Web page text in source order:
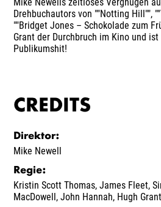
Drehbuchautors von ""Notting Hill"",
""Bridget Jones – Schokolade zum
Grant der Durchbruch im Kino und
Publikumshit!
CREDITS
Direktor:
Mike Newell
Regie:
Kristin Scott Thomas,James Fleet,
MacDowell,John Hannah, Hugh Grant